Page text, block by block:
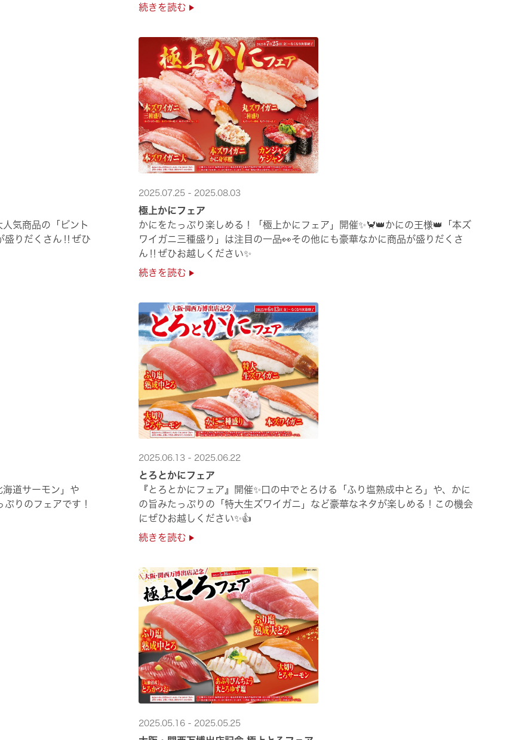
続きを読む
気商品の「ビント
盛りだくさん‼ぜひ
2025.07.25 - 2025.08.03
極上かにフェア
かにをたっぷり楽しめる！「極上かにフェア」開催✨🦀👑かにの王様👑「本ズ
ワイガニ三種盛り」は注目の一品👀その他にも豪華なかに商品が盛りだくさ
ん‼ぜひお越しください✨
続きを読む
海道サーモン」や
りのフェアです！
2025.06.13 - 2025.06.22
とろとかにフェア
『とろとかにフェア』開催✨口の中でとろける「ふり塩熟成中とろ」や、かに
の旨みたっぷりの「特大生ズワイガニ」など豪華なネタが楽しめる！この機会
にぜひお越しください✨👍
続きを読む
2025.05.16 - 2025.05.25